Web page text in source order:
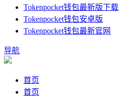
Tokenpocket钱包最新版下载
Tokenpocket钱包安卓版
Tokenpocket钱包最新官网
导航
首页
首页